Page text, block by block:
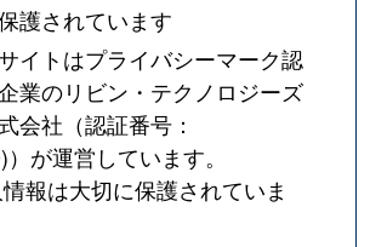
護されています
イトはプライバシーマーク認
業のリビン・テクノロジーズ
会社（認証番号：
）が運営しています。
報は大切に保護されていま